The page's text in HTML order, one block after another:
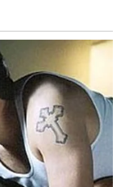
dubokih emocija.
koji rijetko ko